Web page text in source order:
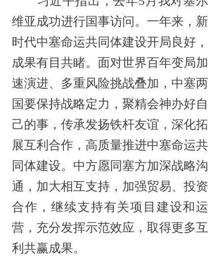
维亚成功进行国事访问。一年来，新
时代中塞命运共同体建设开局良好，
成果有目共睹。面对世界百年变局加
速演进、多重风险挑战叠加，中塞两
国要保持战略定力，聚精会神办好自
己的事，传承发扬铁杆友谊，深化拓
展互利合作，高质量推进中塞命运共
同体建设。中方愿同塞方加深战略沟
通，加大相互支持，加强贸易、投资
合作，继续支持有关项目建设和运
营，充分发挥示范效应，取得更多互
利共赢成果。